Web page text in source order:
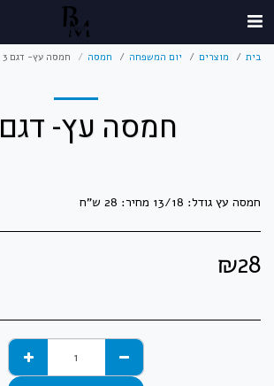
בית מוצרים יום המשפחה חמסה חמסה עץ- דגם 3
חמסה עץ- דגם 3
חמסה עץ גודל: 13/18 מחיר: 28 ש"ח
₪28